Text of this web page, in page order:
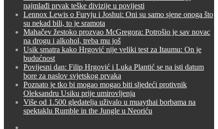
najmlađi prvak teške divizije u povijesti
Lennox Lewis o Furyju i Joshui: Oni su samo sjene onoga što
su nekad bili, to je sramota
Mahačev žestoko prozvao McGregora: Potrošio je sav novac
na drogu i alkohol, treba mu još
Usik smatra kako Hrgović nije veliki test za Itaumu: On je
budućnost
Povijesni dan: Filip Hrgović i Luka Plantić se na isti datum
bore za naslov svjetskog prvaka
Poznato je tko bi mogao mogao biti sljedeći protivnik
Oleksandru Usiku prije umirovljenja
Više od 1.500 gledatelja uživalo u muaythai borbama na
spektaklu Rumble in the Jungle u Neoriću